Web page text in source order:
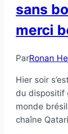
sans
merci
ParRonan
Hier soir
du dispositif
monde
chaîne